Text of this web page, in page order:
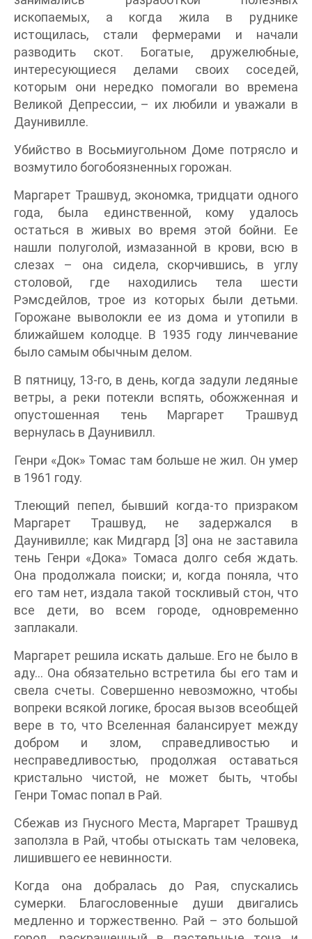
ископаемых, а когда жила в руднике
истощилась, стали фермерами и начали
разводить скот. Богатые, дружелюбные,
интересующиеся делами своих соседей,
которым они нередко помогали во времена
Великой Депрессии, – их любили и уважали в
Даунивилле.
Убийство в Восьмиугольном Доме потрясло и
возмутило богобоязненных горожан.
Маргарет Трашвуд, экономка, тридцати одного
года, была единственной, кому удалось
остаться в живых во время этой бойни. Ее
нашли полуголой, измазанной в крови, всю в
слезах – она сидела, скорчившись, в углу
столовой, где находились тела шести
Рэмсдейлов, трое из которых были детьми.
Горожане выволокли ее из дома и утопили в
ближайшем колодце. В 1935 году линчевание
было самым обычным делом.
В пятницу, 13-го, в день, когда задули ледяные
ветры, а реки потекли вспять, обожженная и
опустошенная тень Маргарет Трашвуд
вернулась в Даунивилл.
Генри «Док» Томас там больше не жил. Он умер
в 1961 году.
Тлеющий пепел, бывший когда-то призраком
Маргарет Трашвуд, не задержался в
Даунивилле; как Мидгард [3] она не заставила
тень Генри «Дока» Томаса долго себя ждать.
Она продолжала поиски; и, когда поняла, что
его там нет, издала такой тоскливый стон, что
все дети, во всем городе, одновременно
заплакали.
Маргарет решила искать дальше. Его не было в
аду… Она обязательно встретила бы его там и
свела счеты. Совершенно невозможно, чтобы
вопреки всякой логике, бросая вызов всеобщей
вере в то, что Вселенная балансирует между
добром и злом, справедливостью и
несправедливостью, продолжая оставаться
кристально чистой, не может быть, чтобы
Генри Томас попал в Рай.
Сбежав из Гнусного Места, Маргарет Трашвуд
заползла в Рай, чтобы отыскать там человека,
лишившего ее невинности.
Когда она добралась до Рая, спускались
сумерки. Благословенные души двигались
медленно и торжественно. Рай – это большой